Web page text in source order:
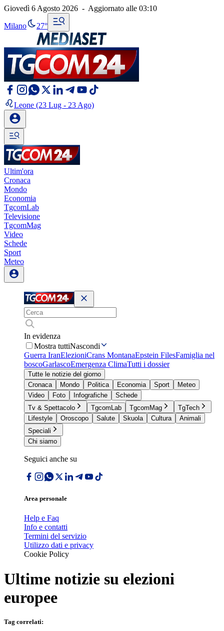
Giovedì 6 Agosto 2026 - Aggiornato alle 03:10
Milano 27°
Leone (23 Lug - 23 Ago)
Ultim'ora
Cronaca
Mondo
Economia
TgcomLab
Televisione
TgcomMag
Video
Schede
Sport
Meteo
In evidenza
Mostra tuttiNascondi
Guerra IranElezioniCrans MontanaEpstein FilesFamiglia nel
boscoGarlascoEmergenza ClimaTutti i dossier
Tutte le notizie del giorno
Cronaca
Mondo Politica Economia Sport
Meteo
Video
Foto Infografiche
Schede
Tv & Spettacolo
TgcomLab TgcomMag
TgTech
Lifestyle
Oroscopo Salute Skuola Cultura
Animali
Speciali
Chi siamo
Seguici anche su
Area personale
Help e Faq
Info e contatti
Termini del servizio
Utilizzo dati e privacy
Cookie Policy
Ultime notizie su elezioni
europee
Tag correlati: